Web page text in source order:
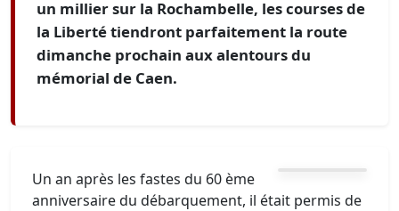
un millier sur la Rochambelle, les courses de
la Liberté tiendront parfaitement la route
dimanche prochain aux alentours du
mémorial de Caen.
Un an après les fastes du 60 ème
anniversaire du débarquement, il était permis de